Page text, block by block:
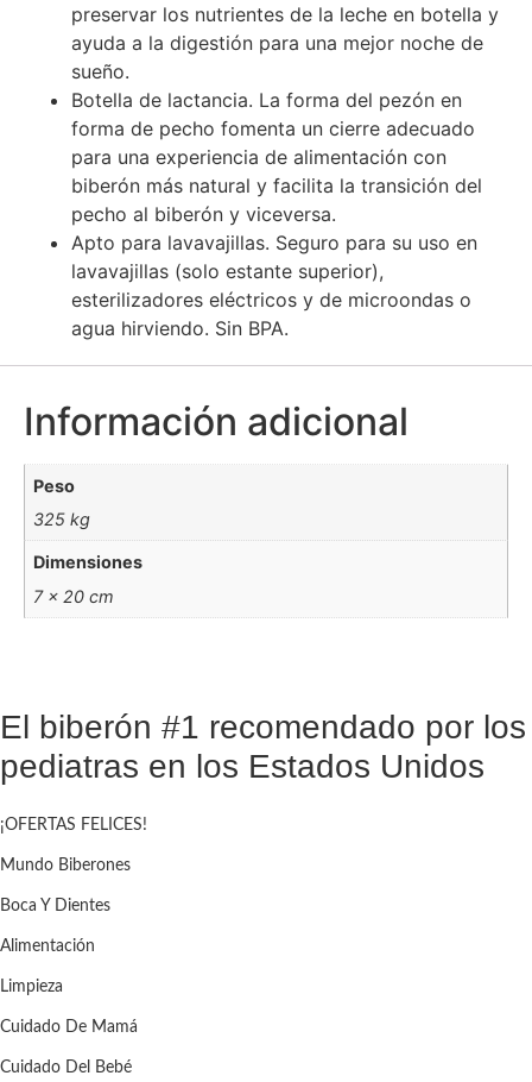
preservar los nutrientes de la leche en botella y
ayuda a la digestión para una mejor noche de
sueño.
Botella de lactancia. La forma del pezón en
forma de pecho fomenta un cierre adecuado
para una experiencia de alimentación con
biberón más natural y facilita la transición del
pecho al biberón y viceversa.
Apto para lavavajillas. Seguro para su uso en
lavavajillas (solo estante superior),
esterilizadores eléctricos y de microondas o
agua hirviendo. Sin BPA.
Información adicional
Peso
325 kg
Dimensiones
7 × 20 cm
El biberón #1 recomendado por los
pediatras en los Estados Unidos
¡OFERTAS FELICES!
Mundo Biberones
Boca Y Dientes
Alimentación
Limpieza
Cuidado De Mamá
Cuidado Del Bebé